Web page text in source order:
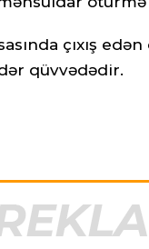
çıxış
qüvvədədir.